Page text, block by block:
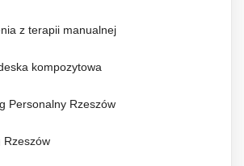
z terapii manualnej
kompozytowa
Personalny Rzeszów
Rzeszów